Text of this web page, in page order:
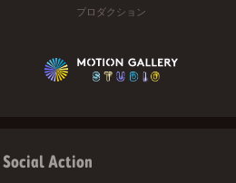
プロダクション
Action